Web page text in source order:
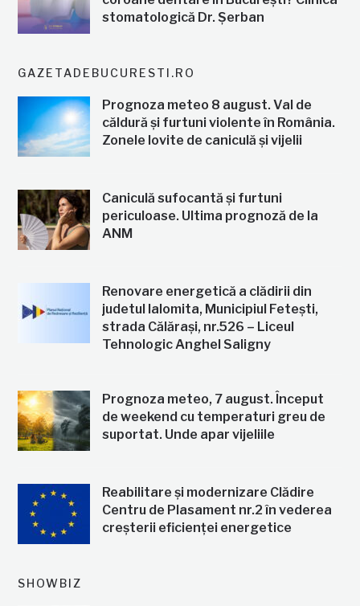
stomatologică Dr. Șerban
GAZETADEBUCURESTI.RO
Prognoza meteo 8 august. Val de
căldură și furtuni violente în România.
Zonele lovite de caniculă și vijelii
Caniculă sufocantă și furtuni
periculoase. Ultima prognoză de la
ANM
Renovare energetică a clădirii din
judetul Ialomita, Municipiul Fetești,
strada Călărași, nr.526 – Liceul
Tehnologic Anghel Saligny
Prognoza meteo, 7 august. Început
de weekend cu temperaturi greu de
suportat. Unde apar vijeliile
Reabilitare și modernizare Clădire
Centru de Plasament nr.2 în vederea
creșterii eficienței energetice
SHOWBIZ